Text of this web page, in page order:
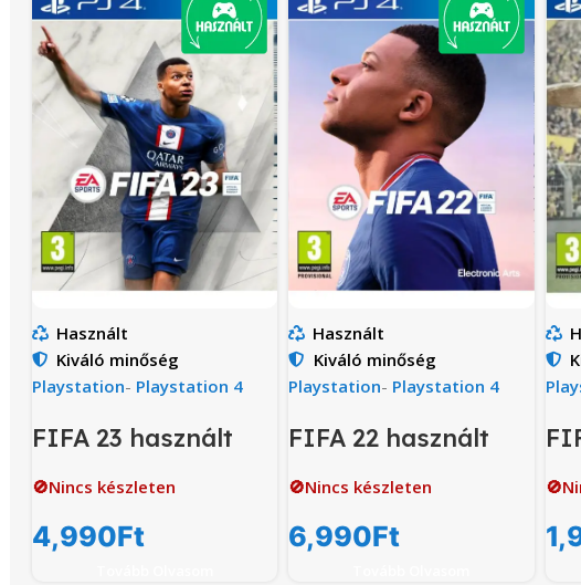
Használt
Kiváló minőség
Playstation- Playstation 4
FIFA 23 használt
🚫Nincs készleten
4,990Ft
Használt
Kiváló minőség
Playstation- Playstation 4
FIFA 22 használt
🚫Nincs készleten
6,990Ft